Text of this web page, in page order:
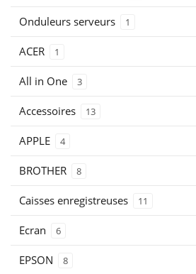
Onduleurs serveurs 1
ACER 1
All in One 3
Accessoires 13
APPLE 4
BROTHER 8
Caisses enregistreuses 11
Ecran 6
EPSON 8